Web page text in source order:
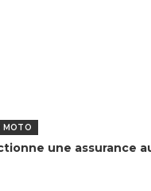
MOTO
une assurance